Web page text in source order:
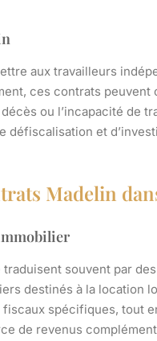
aux travailleurs
ces contrats
ou l’incapacité de
défiscalisation et
Madelin
souvent par
destinés à la location
spécifiques, tout
de revenus